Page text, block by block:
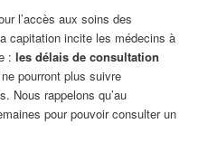
l’accès aux soins des
capitation incite les médecins à
: les délais de consultation
pourront plus suivre
Nous rappelons qu’au
pour pouvoir consulter un